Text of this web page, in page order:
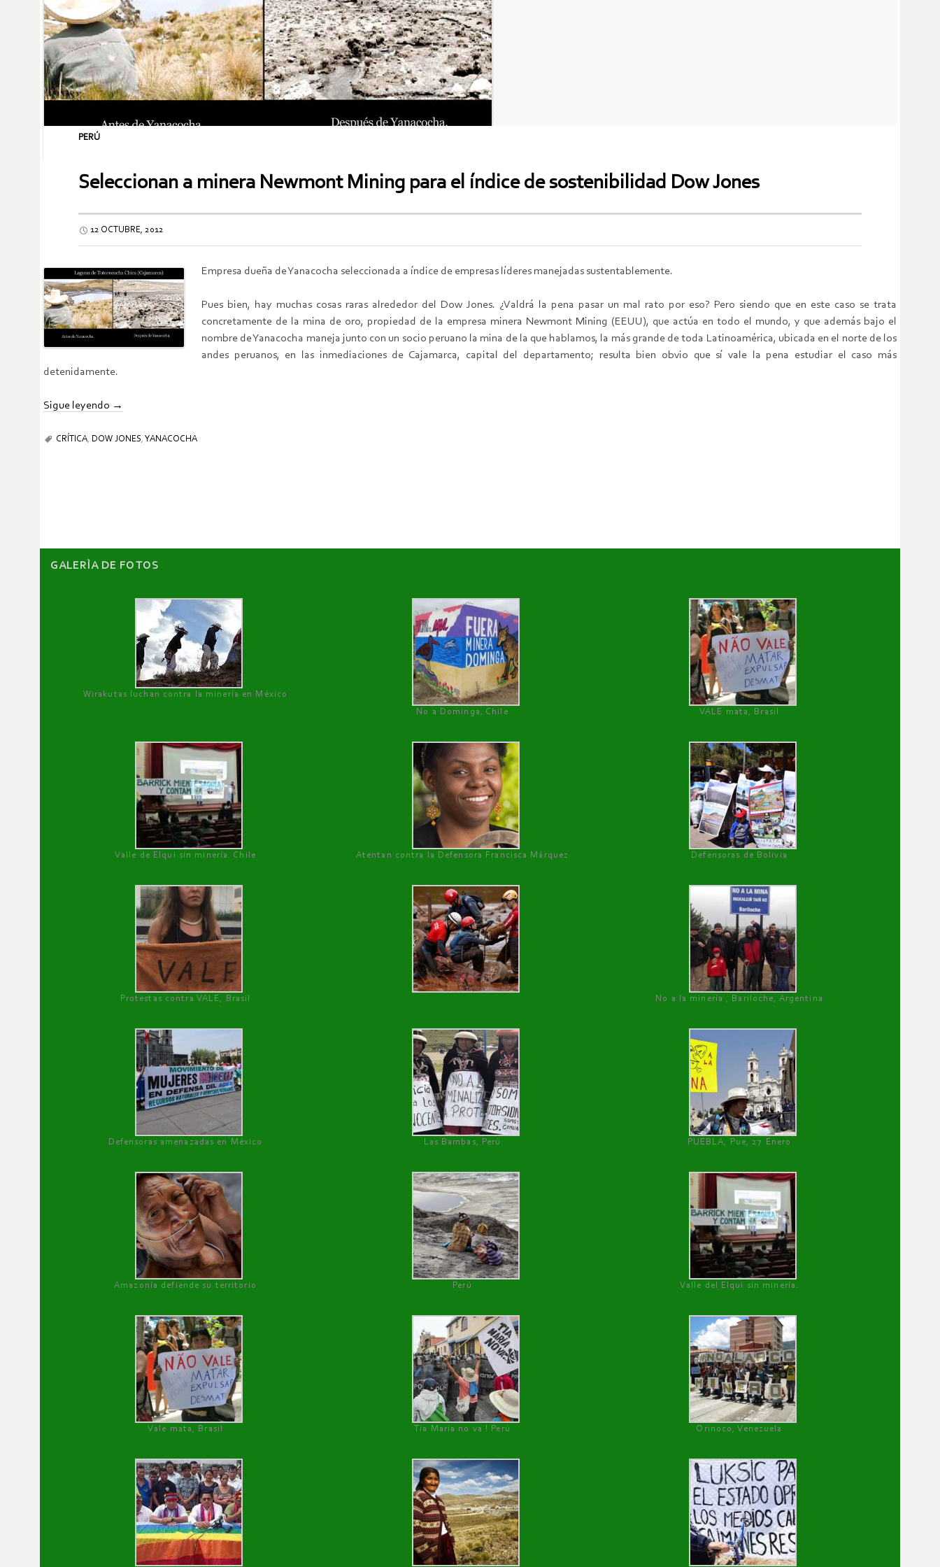
PERÚ
Seleccionan a minera Newmont Mining para el índice de sostenibilidad Dow Jones
12 OCTUBRE, 2012
Empresa dueña de Yanacocha seleccionada a índice de empresas líderes manejadas sustentablemente.
Pues bien, hay muchas cosas raras alrededor del Dow Jones. ¿Valdrá la pena pasar un mal rato por eso? Pero siendo que en este caso se trata
concretamente de la mina de oro, propiedad de la empresa minera Newmont Mining (EEUU), que actúa en todo el mundo, y que además bajo el
nombre de Yanacocha maneja junto con un socio peruano la mina de la que hablamos, la más grande de toda Latinoamérica, ubicada en el norte de los
andes peruanos, en las inmediaciones de Cajamarca, capital del departamento; resulta bien obvio que sí vale la pena estudiar el caso más
detenidamente.
Sigue leyendo →
CRÍTICA, DOW JONES, YANACOCHA
GALERÌA DE FOTOS
Wirakutas luchan contra la minería en México
No a Dominga, Chile
VALE mata, Brasil
Valle de Elqui sin minería. Chile Atentan contra la Defensora Francisca Márquez Defensoras de Bolivia
Protestas contra VALE, Brasil No a la minería , Bariloche, Argentina
Defensoras amenazadas en México Las Bambas, Perú PUEBLA, Pue, 27 Enero
Amazonía defiende su territorio Perú Valle del Elqui sin minería.
Vale mata, Brasil Tía María no va ! Perú Orinoco, Venezuela